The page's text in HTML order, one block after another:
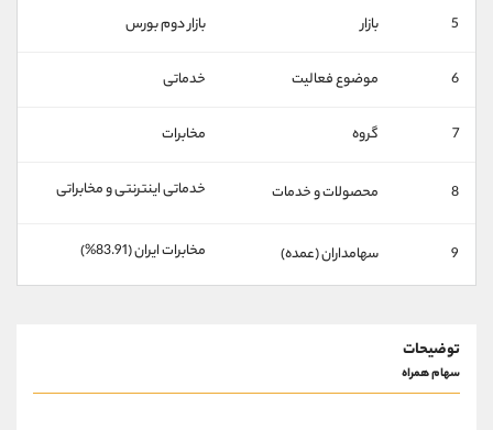
5 بازار بازار دوم بورس
6 موضوع فعالیت خدماتی
7 گروه مخابرات
8 محصولات و خدمات خدماتی اینترنتی و مخابراتی
9 سهامداران (عمده) مخابرات ایران (83.91%)
توضیحات
سهام همراه